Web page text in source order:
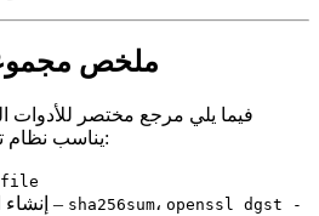
ملخص
فيما يلي مرجع مختصر للأدوات
يناسب نظام تشغيلك ومتطلبات الترخيص:
file
– sha256sum، openssl dgst -